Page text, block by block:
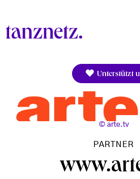
Unterstützt
arte.tv
PARTNER